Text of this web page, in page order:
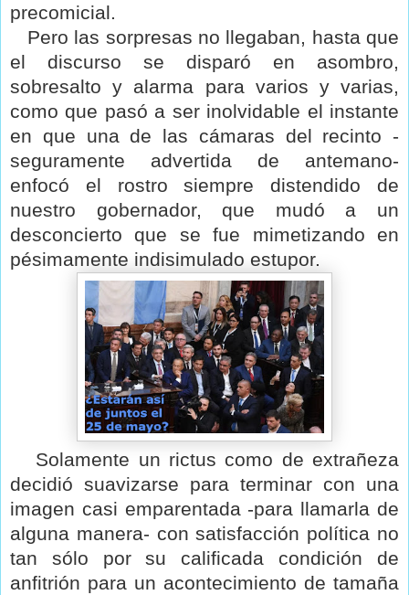
precomicial.
Pero las sorpresas no llegaban, hasta que
el discurso se disparó en asombro,
sobresalto y alarma para varios y varias,
como que pasó a ser inolvidable el instante
en que una de las cámaras del recinto -
seguramente advertida de antemano-
enfocó el rostro siempre distendido de
nuestro gobernador, que mudó a un
desconcierto que se fue mimetizando en
pésimamente indisimulado estupor.
Solamente un rictus como de extrañeza
decidió suavizarse para terminar con una
imagen casi emparentada -para llamarla de
alguna manera- con satisfacción política no
tan sólo por su calificada condición de
anfitrión para un acontecimiento de tamaña